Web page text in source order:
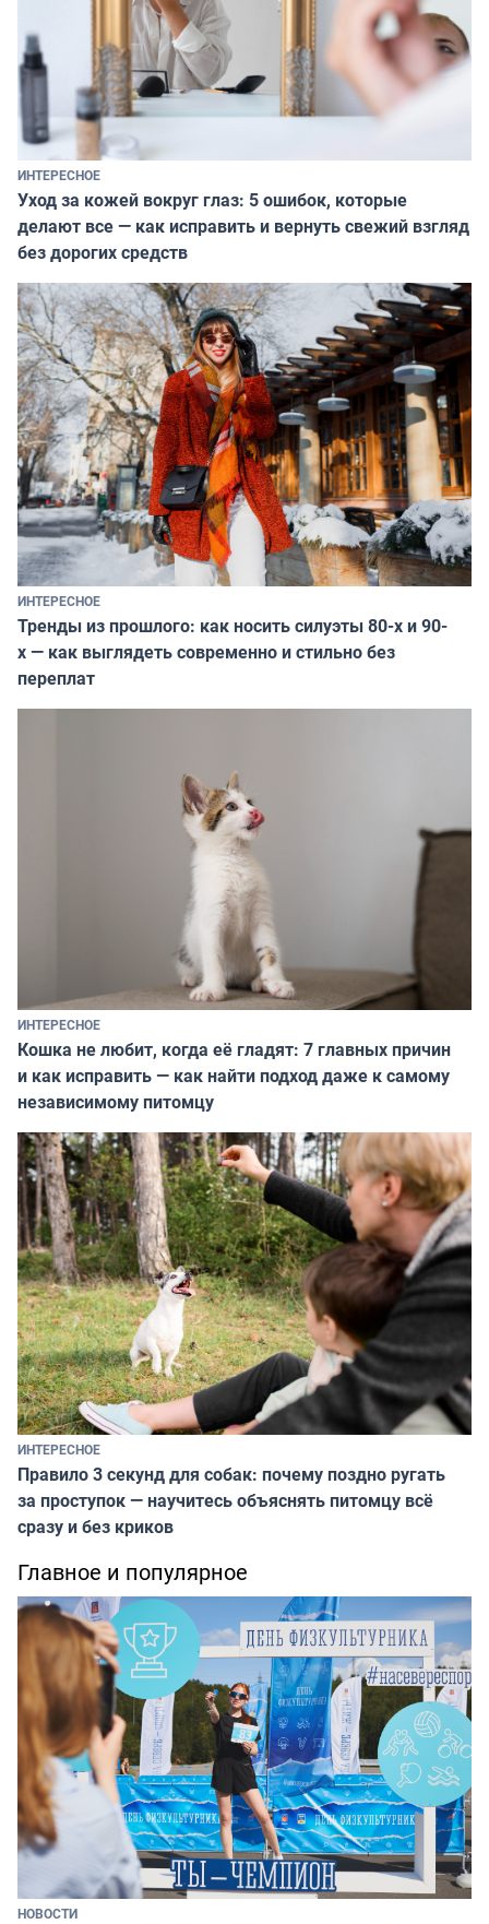
ИНТЕРЕСНОЕ
Уход за кожей вокруг глаз: 5 ошибок, которые
делают все — как исправить и вернуть свежий взгляд
без дорогих средств
ИНТЕРЕСНОЕ
Тренды из прошлого: как носить силуэты 80-х и 90-
х — как выглядеть современно и стильно без
переплат
ИНТЕРЕСНОЕ
Кошка не любит, когда её гладят: 7 главных причин
и как исправить — как найти подход даже к самому
независимому питомцу
ИНТЕРЕСНОЕ
Правило 3 секунд для собак: почему поздно ругать
за проступок — научитесь объяснять питомцу всё
сразу и без криков
Главное и популярное
НОВОСТИ